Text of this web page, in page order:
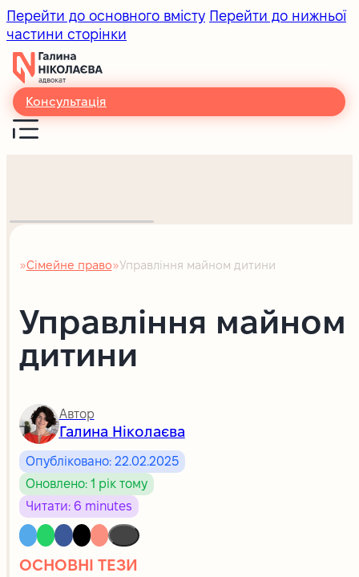
Перейти до основного вмісту Перейти до нижньої
частини сторінки
Консультація
Головна
Сімейне право Управління майном дитини
Управління майном
дитини
Автор
Галина Ніколаєва
Опубліковано: 22.02.2025
Оновлено: 1 рік тому
Читати: 6 minutes
ОСНОВНІ ТЕЗИ